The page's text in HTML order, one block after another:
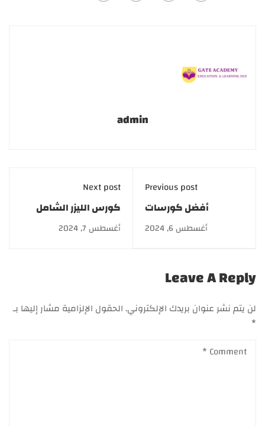
admin
Previous post
أفضل كورسات
مستحضرات التجميل
أغسطس 6, 2024
Next post
كورس الليزر الشامل
بخصم 50% لخريجي
القطاع الطبي.. اشترك
أغسطس 7, 2024
Leave A Reply
لن يتم نشر عنوان بريدك الإلكتروني.الحقول الإلزامية مشار إليها بـ
*